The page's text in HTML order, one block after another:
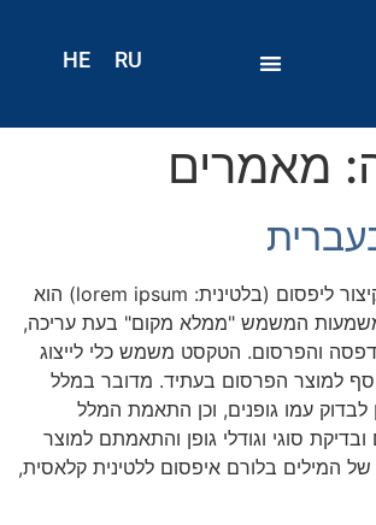
RU
HE
מאמרים
לורם איפסום או בקיצור ליפסום (בלטינית: lorem ipsum) הוא
המשמש "ממלא מקום" בעת עריכה,
והפרסום. הטקסט משמש כלי לייצוג
למוצר הפרסום בעתיד. מדובר במלל
לבדוק עמו גופנים, וכן התאמת המלל
סוגי וגודלי גופן והתאמתם למוצר
של המילים בלורם איפסום ללטינית קלאסית,